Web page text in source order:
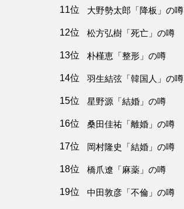
11位 大野勢太郎「降板」の噂
12位 松方弘樹「死亡」の噂
13位 朴槿恵「整形」の噂
14位 羽生結弦「韓国人」の噂
15位 星野源「結婚」の噂
16位 桑田佳祐「離婚」の噂
17位 岡村隆史「結婚」の噂
18位 橋爪遼「麻薬」の噂
19位 中田敦彦「不倫」の噂